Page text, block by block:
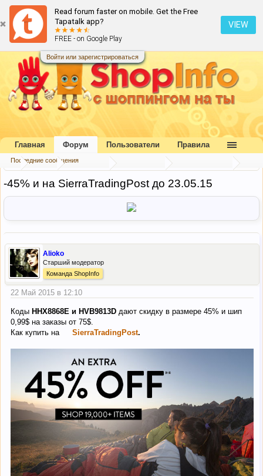
Read forum faster on mobile. Get the Free
Tapatalk app?
FREE - on Google Play
VIEW
Войти или зарегистрироваться
... Форум Наш форум
-45% и на SierraTradingPost до 23.05.15
Alioko
Старший модератор
Команда ShopInfo
22 Май 2015 в 12:10
Коды HHX8868E и HVB9813D дают скидку в размере 45% и шип
0,99$ на заказы от 75$.
Как купить на
SierraTradingPost.
Главная Форум
Последние сообщения
Пользователи Правила